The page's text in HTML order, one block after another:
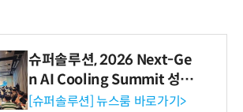
슈퍼솔루션, 2026 Next-Ge
n AI Cooling Summit 성황
리 성료
[슈퍼솔루션] 뉴스룸 바로가기>